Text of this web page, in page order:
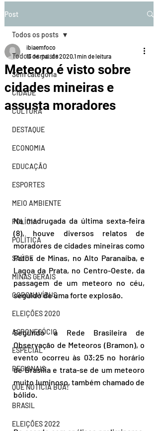
Post
Todos os posts
Sem categoria
CIDADE
CULTURA
DESTAQUE
ECONOMIA
EDUCAÇÃO
ESPORTES
MEIO AMBIENTE
POLÍCIA
POLÍTICA
SAÚDE
MINAS GERAIS
CORONAVÍRUS
ELEIÇÕES 2020
AGRONEGÓCIO
ESPECIAL
REGIONAIS
QUE NOTÍCIA BOA!
BRASIL
ELEIÇÕES 2022
Todos os posts
Meteoro é visto sobre
cidades mineiras e
assusta moradores
ibiaemfoco
13 de mai. de 2020 1 min de leitura
Na madrugada da última sexta-feira
(8), houve diversos relatos de
moradores de cidades mineiras como
Patos de Minas, no Alto Paranaíba, e
Lagoa da Prata, no Centro-Oeste, da
passagem de um meteoro no céu,
seguido de uma forte explosão.
Segundo a Rede Brasileira de
Observação de Meteoros (Bramon), o
evento ocorreu às 03:25 no horário
de Brasília e trata-se de um meteoro
muito luminoso, também chamado de
bólido.